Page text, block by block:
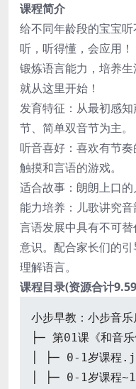
课程简介
给不同年龄段的宝宝
听，听得懂，会应用！
锻炼语言能力，培养
就从这里开始！
发育特征：从最初感
节、简单双音节为主。
听音喜好：喜欢有节
触摸和言语的游戏。
适合故事：朗朗上口的
能力培养：儿歌讲究
言语发展中具有不可
意识。配合家长们的
理解语言。
课程目录(资源合计
小步早教：小步音乐
├─ 第01课《和音乐
│ ├─ 0-1岁课程
│ ├─ 0-1岁课程